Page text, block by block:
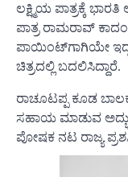
ಲಕ್ಷ್ಮಿಯ ಪಾತ್ರಕ್ಕೆ
ಪಾತ್ರ ರಾಮರಾವ್‌
ಪಾಯಿಂಟ್‌ಗಾಗಿಯೇ
ಚಿತ್ರದಲ್ಲಿ ಬದಲಿಸಿದ್ದಾರೆ.
ರಾಚೂಟಪ್ಪ ಕೂಡ
ಸಹಾಯ ಮಾಡುವ
ಪೋಷಕ ನಟ ರಾಜ್ಯ